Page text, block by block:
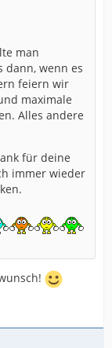
man
dann, wenn es
feiern wir
maximale
Alles andere
für deine
immer wieder